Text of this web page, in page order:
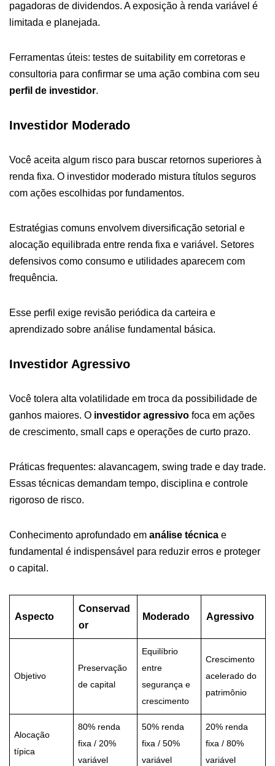
pagadoras de dividendos. A exposição à renda variável é
limitada e planejada.
Ferramentas úteis: testes de suitability em corretoras e
consultoria para confirmar se uma ação combina com seu
perfil de investidor.
Investidor Moderado
Você aceita algum risco para buscar retornos superiores à
renda fixa. O investidor moderado mistura títulos seguros
com ações escolhidas por fundamentos.
Estratégias comuns envolvem diversificação setorial e
alocação equilibrada entre renda fixa e variável. Setores
defensivos como consumo e utilidades aparecem com
frequência.
Esse perfil exige revisão periódica da carteira e
aprendizado sobre análise fundamental básica.
Investidor Agressivo
Você tolera alta volatilidade em troca da possibilidade de
ganhos maiores. O investidor agressivo foca em ações
de crescimento, small caps e operações de curto prazo.
Práticas frequentes: alavancagem, swing trade e day trade.
Essas técnicas demandam tempo, disciplina e controle
rigoroso de risco.
Conhecimento aprofundado em análise técnica e
fundamental é indispensável para reduzir erros e proteger
o capital.
Aspecto
Conservad
or
Moderado Agressivo
Objetivo
Preservação
de capital
Equilíbrio
entre
segurança e
crescimento
Crescimento
acelerado do
patrimônio
Alocação
típica
80% renda
fixa / 20%
variável
50% renda
fixa / 50%
variável
20% renda
fixa / 80%
variável